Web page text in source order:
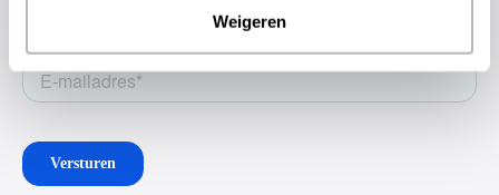
Weigeren
Sign up for the newsletter